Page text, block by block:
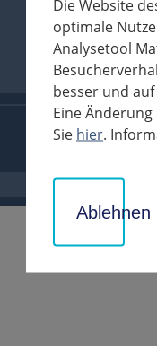
Kreisrätin
In seinem
des
wieder in
Landrat
Gute, vor
Die Website
optimale
Analysetool
besser und
Eine
Sie hier.
Ablehnen